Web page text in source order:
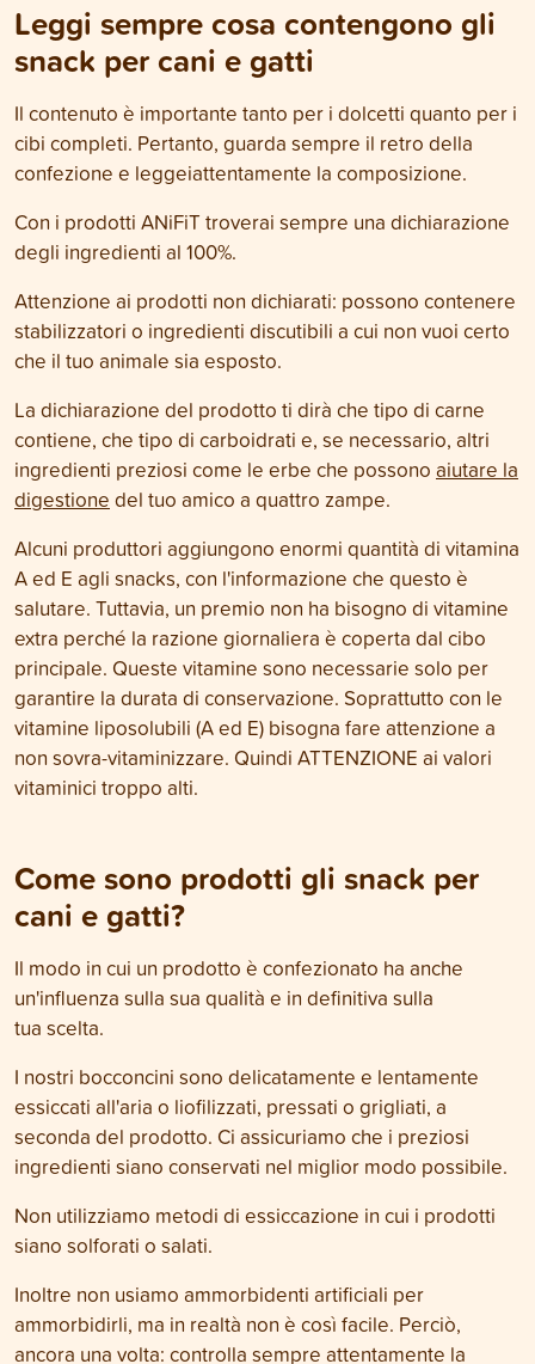
Leggi sempre cosa contengono gli
snack per cani e gatti
Il contenuto è importante tanto per i dolcetti quanto per i
cibi completi. Pertanto, guarda sempre il retro della
confezione e leggeiattentamente la composizione.
Con i prodotti ANiFiT troverai sempre una dichiarazione
degli ingredienti al 100%.
Attenzione ai prodotti non dichiarati: possono contenere
stabilizzatori o ingredienti discutibili a cui non vuoi certo
che il tuo animale sia esposto.
La dichiarazione del prodotto ti dirà che tipo di carne
contiene, che tipo di carboidrati e, se necessario, altri
ingredienti preziosi come le erbe che possono aiutare la
digestione del tuo amico a quattro zampe.
Alcuni produttori aggiungono enormi quantità di vitamina
A ed E agli snacks, con l'informazione che questo è
salutare. Tuttavia, un premio non ha bisogno di vitamine
extra perché la razione giornaliera è coperta dal cibo
principale. Queste vitamine sono necessarie solo per
garantire la durata di conservazione. Soprattutto con le
vitamine liposolubili (A ed E) bisogna fare attenzione a
non sovra-vitaminizzare. Quindi ATTENZIONE ai valori
vitaminici troppo alti.
Come sono prodotti gli snack per
cani e gatti?
Il modo in cui un prodotto è confezionato ha anche
un'influenza sulla sua qualità e in definitiva sulla
tua scelta.
I nostri bocconcini sono delicatamente e lentamente
essiccati all'aria o liofilizzati, pressati o grigliati, a
seconda del prodotto. Ci assicuriamo che i preziosi
ingredienti siano conservati nel miglior modo possibile.
Non utilizziamo metodi di essiccazione in cui i prodotti
siano solforati o salati.
Inoltre non usiamo ammorbidenti artificiali per
ammorbidirli, ma in realtà non è così facile. Perciò,
ancora una volta: controlla sempre attentamente la